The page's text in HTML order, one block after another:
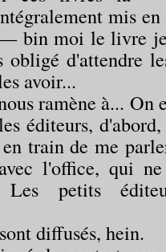
mis
bin moi le livre
obligé d'attendre
avoir...
ramène à... On
éditeurs,
train de me
l'office, qui
Les petits
diffusés, hein.